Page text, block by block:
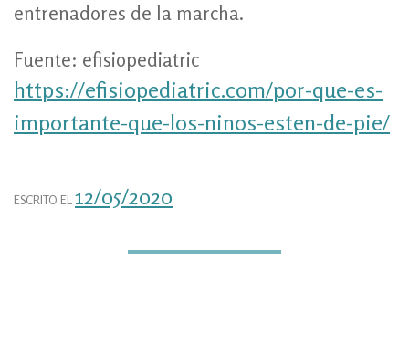
entrenadores de la marcha.
Fuente: efisiopediatric
https://efisiopediatric.com/por-que-es-
importante-que-los-ninos-esten-de-pie/
ESCRITO EL 12/05/2020